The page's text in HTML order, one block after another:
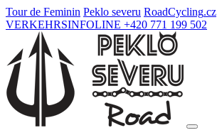
Tour de Feminin Peklo severu RoadCycling.cz
VERKEHRSINFOLINE +420 771 199 502